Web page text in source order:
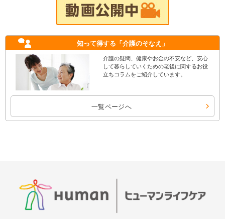
知って得する 「介護のそなえ」
介護の疑問、健康やお金の不安など、安心
して暮らしていくための老後に関するお役
立ちコラムをご紹介しています。
一覧ページへ